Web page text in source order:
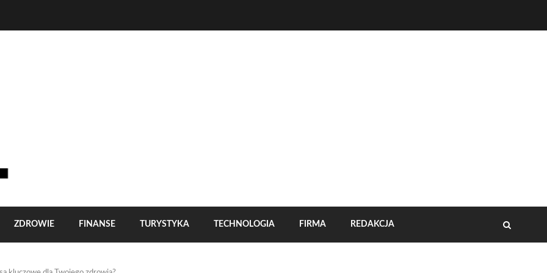
ZDROWIE FINANSE TURYSTYKA TECHNOLOGIA FIRMA REDAKCJA